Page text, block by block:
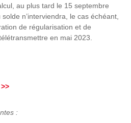
au plus tard le 15 septembre
n’interviendra, le cas échéant,
de régularisation et de
en mai 2023.
: